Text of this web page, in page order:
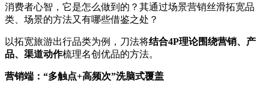
消费者心智，它是怎么做到的？其通过场景营销丝滑拓宽品
类、场景的方法又有哪些借鉴之处？
以拓宽旅游出行品类为例，刀法将结合4P理论围绕营销、产
品、渠道动作梳理名创优品的方法。
营销端：“多触点+高频次”洗脑式覆盖